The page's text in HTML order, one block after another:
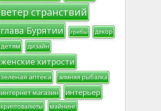
ветер странствий
глава Бурятии грибы декор
детям дизайн
женские хитрости
зеленая аптека зимняя рыбалка
интернет магазин интерьер
криптовалюты майнинг